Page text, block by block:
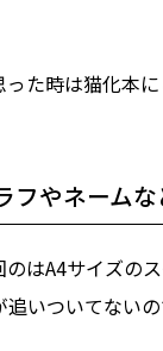
た時は猫化本
フやネーム
はA4サイズのス
いついてない